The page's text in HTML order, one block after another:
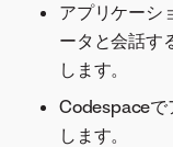
アプリケーシ
ータと会話す
します。
Codespaceで
します。